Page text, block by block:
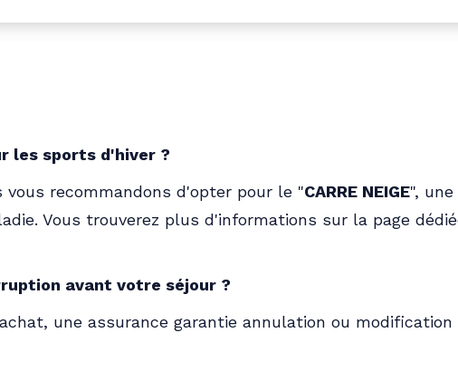
les sports d'hiver ?
vous recommandons d'opter pour le "CARRE NEIGE",
Vous trouverez plus d'informations sur la page
avant votre séjour ?
une assurance garantie annulation ou